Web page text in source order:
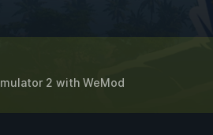
2 with WeMod